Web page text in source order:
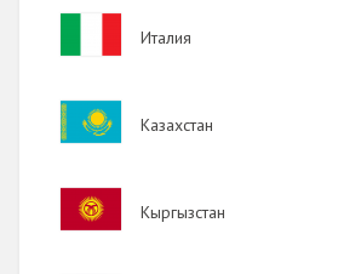
Италия
Image
Казахстан
Image
Кыргызстан